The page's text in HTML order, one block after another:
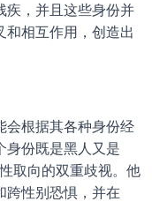
疾，并且这些身份并
和相互作用，创造出
会根据其各种身份经
身份既是黑人又是
取向的双重歧视。他
跨性别恐惧，并在